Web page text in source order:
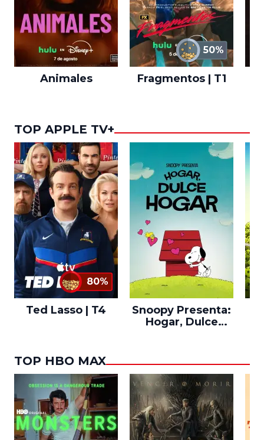
Animales
50%
Fragmentos | T1
TOP APPLE TV+
80%
Ted Lasso | T4
Snoopy Presenta:
Hogar, Dulce
TOP HBO MAX